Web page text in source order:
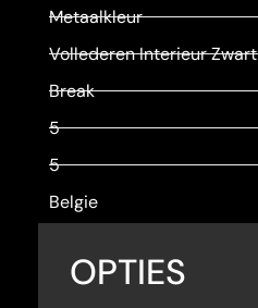
Metaalkleur
Vollederen Interieur Zwart
Break
5
5
Belgie
OPTIES